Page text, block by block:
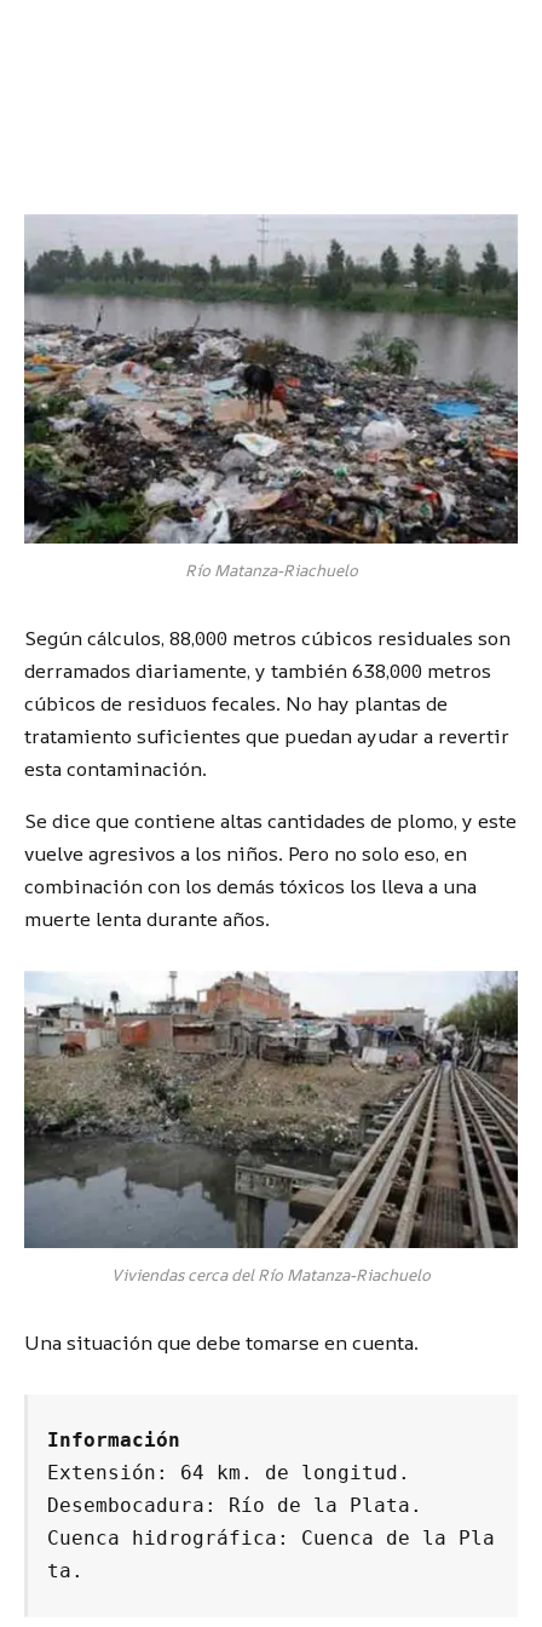
Río Matanza-Riachuelo
Según cálculos, 88,000 metros cúbicos residuales son
derramados diariamente, y también 638,000 metros
cúbicos de residuos fecales. No hay plantas de
tratamiento suficientes que puedan ayudar a revertir
esta contaminación.
Se dice que contiene altas cantidades de plomo, y este
vuelve agresivos a los niños. Pero no solo eso, en
combinación con los demás tóxicos los lleva a una
muerte lenta durante años.
Viviendas cerca del Río Matanza-Riachuelo
Una situación que debe tomarse en cuenta.
Información
Extensión: 64 km. de longitud.
Desembocadura: Río de la Plata.
Cuenca hidrográfica: Cuenca de la Pla
ta.